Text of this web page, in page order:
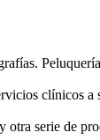
clínicos
serie de